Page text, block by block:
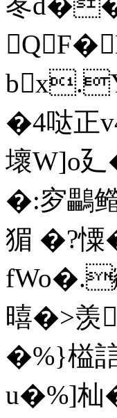
�4哒正
壞W]o廴
�:穸鸓
猸 �?憟
fWo�.
暿�>羡
�%}榏
u�%]杣